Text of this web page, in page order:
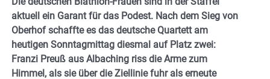
aktuell ein Garant für das Podest. Nach dem Sieg von
Oberhof schaffte es das deutsche Quartett am
heutigen Sonntagmittag diesmal auf Platz zwei:
Franzi Preuß aus Albaching riss die Arme zum
Himmel, als sie über die Ziellinie fuhr als erneute